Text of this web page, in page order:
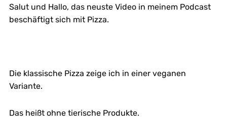
Salut und Hallo, das neuste Video in meinem Podcast
beschäftigt sich mit Pizza.
Die klassische Pizza zeige ich in einer veganen
Variante.
Das heißt ohne tierische Produkte.